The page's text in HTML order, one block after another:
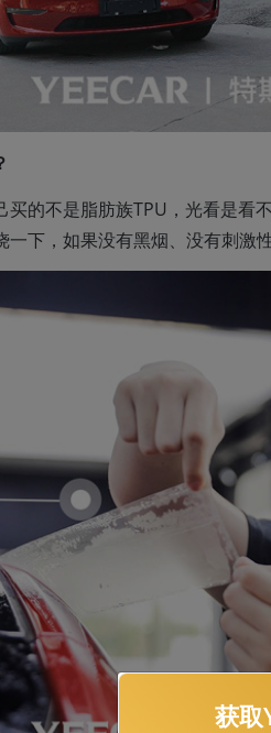
买的不是脂肪族TPU，光看是看
下，如果没有黑烟、没有刺激
获取